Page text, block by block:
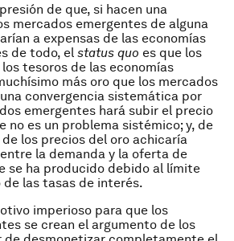
de que, si hacen una
mercados emergentes de alguna
a expensas de las economías
de todo, el status quo es que los
tesoros de las economías
más oro que los mercados
convergencia sistemática por
emergentes hará subir el precio
no es un problema sistémico; y, de
los precios del oro achicaría
la demanda y la oferta de
se ha producido debido al límite
las tasas de interés.
imperioso para que los
se crean el argumento de los